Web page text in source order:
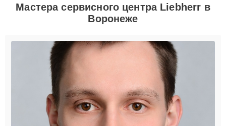
Мастера сервисного центра Liebherr в
Воронеже